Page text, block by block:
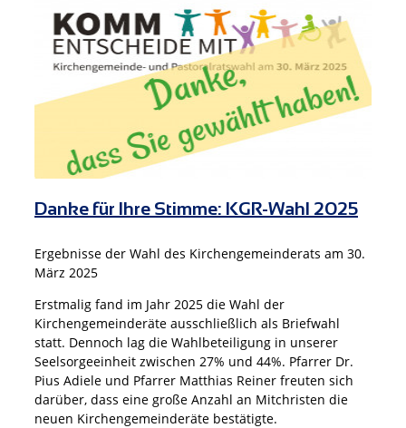
Danke für Ihre Stimme: KGR-Wahl 2025
Ergebnisse der Wahl des Kirchengemeinderats am 30.
März 2025
Erstmalig fand im Jahr 2025 die Wahl der
Kirchengemeinderäte ausschließlich als Briefwahl
statt. Dennoch lag die Wahlbeteiligung in unserer
Seelsorgeeinheit zwischen 27% und 44%. Pfarrer Dr.
Pius Adiele und Pfarrer Matthias Reiner freuten sich
darüber, dass eine große Anzahl an Mitchristen die
neuen Kirchengemeinderäte bestätigte.